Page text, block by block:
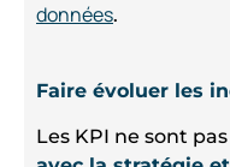
données.
Faire évoluer les
Les KPI ne sont